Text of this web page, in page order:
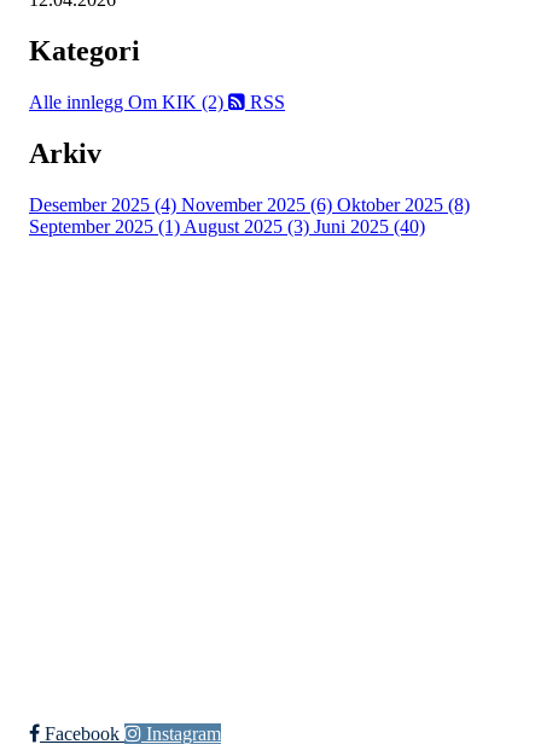
Kategori
Alle innlegg Om KIK (2) RSS
Arkiv
Desember 2025 (4) November 2025 (6) Oktober 2025 (8)
September 2025 (1) August 2025 (3) Juni 2025 (40)
Facebook Instagram